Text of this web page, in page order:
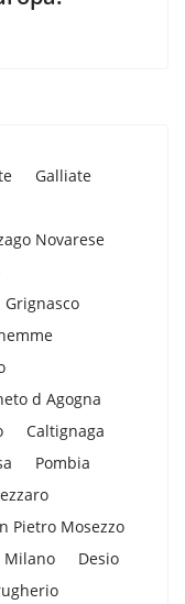
Galliate
Novarese
Grignasco
d Agogna
Caltignaga
Pombia
Pietro Mosezzo
Milano
Desio